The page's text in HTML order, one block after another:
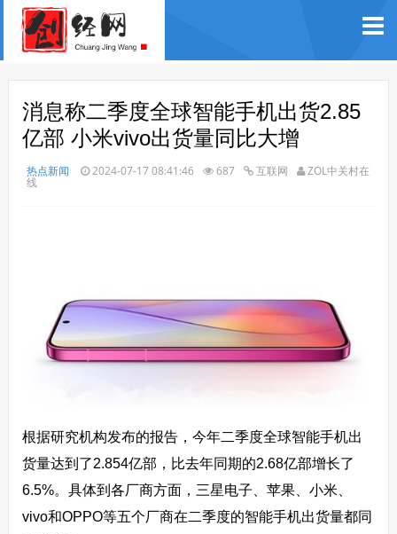
消息称二季度全球智能手机出货2.85
亿部 小米vivo出货量同比大增
热点新闻 2024-07-17 08:41:46 687 互联网 ZOL中关村在
线
根据研究机构发布的报告，今年二季度全球智能手机出
货量达到了2.854亿部，比去年同期的2.68亿部增长了
6.5%。具体到各厂商方面，三星电子、苹果、小米、
vivo和OPPO等五个厂商在二季度的智能手机出货量都同